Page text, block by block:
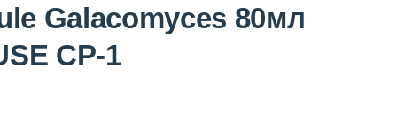
Galacomyces 80мл
СР-1